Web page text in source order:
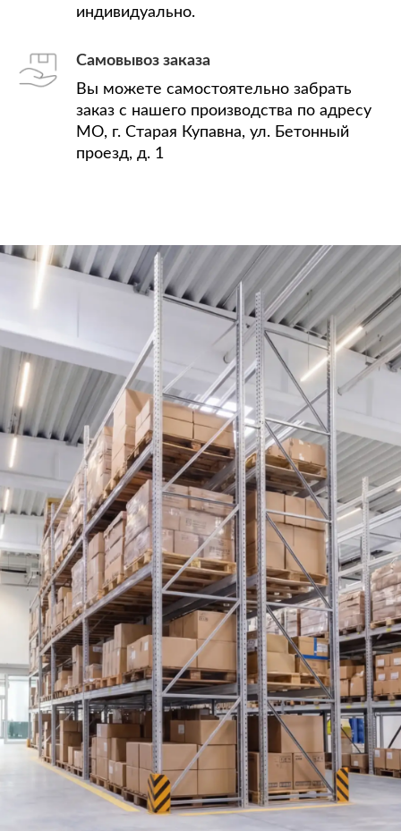
индивидуально.
Самовывоз заказа
Вы можете самостоятельно забрать
заказ с нашего производства по адресу
МО, г. Старая Купавна, ул. Бетонный
проезд, д. 1